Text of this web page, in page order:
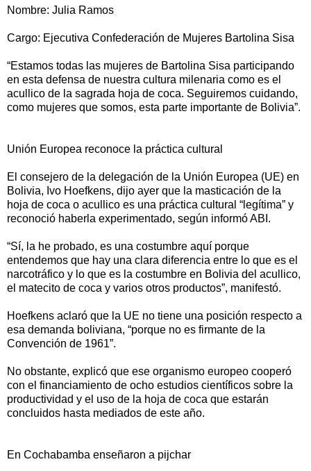
Nombre: Julia Ramos
Cargo: Ejecutiva Confederación de Mujeres Bartolina Sisa
“Estamos todas las mujeres de Bartolina Sisa participando
en esta defensa de nuestra cultura milenaria como es el
acullico de la sagrada hoja de coca. Seguiremos cuidando,
como mujeres que somos, esta parte importante de Bolivia”.
Unión Europea reconoce la práctica cultural
El consejero de la delegación de la Unión Europea (UE) en
Bolivia, Ivo Hoefkens, dijo ayer que la masticación de la
hoja de coca o acullico es una práctica cultural “legítima” y
reconoció haberla experimentado, según informó ABI.
“Sí, la he probado, es una costumbre aquí porque
entendemos que hay una clara diferencia entre lo que es el
narcotráfico y lo que es la costumbre en Bolivia del acullico,
el matecito de coca y varios otros productos”, manifestó.
Hoefkens aclaró que la UE no tiene una posición respecto a
esa demanda boliviana, “porque no es firmante de la
Convención de 1961”.
No obstante, explicó que ese organismo europeo cooperó
con el financiamiento de ocho estudios científicos sobre la
productividad y el uso de la hoja de coca que estarán
concluidos hasta mediados de este año.
En Cochabamba enseñaron a pijchar